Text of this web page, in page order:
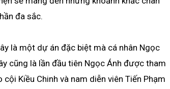
đa sắc.
là một dự án đặc biệt mà cá nhân Ngọc
cũng là lần đầu tiên Ngọc Ánh được tham
Kiều Chinh và nam diễn viên Tiến Phạm